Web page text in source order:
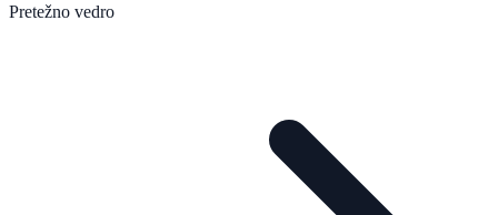
Pretežno vedro